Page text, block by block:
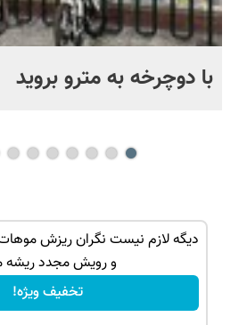
با دوچرخه به مترو بروید
دیگه لازم نیست نگران ریزش
و رویش مجدد ریشه
تخفیف ویژه!